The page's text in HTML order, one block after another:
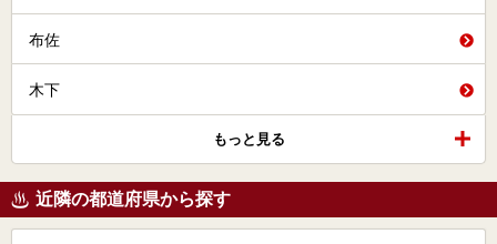
布佐
木下
もっと見る
近隣の都道府県から探す